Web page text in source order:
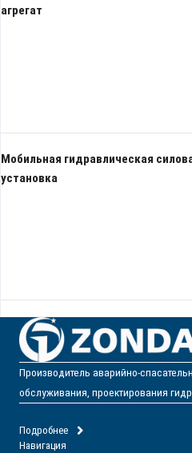
агрегат
Мобильная гидравлическая
установка
Производитель аварийно-
обслуживания, проектирования
Подробнее
Навигация